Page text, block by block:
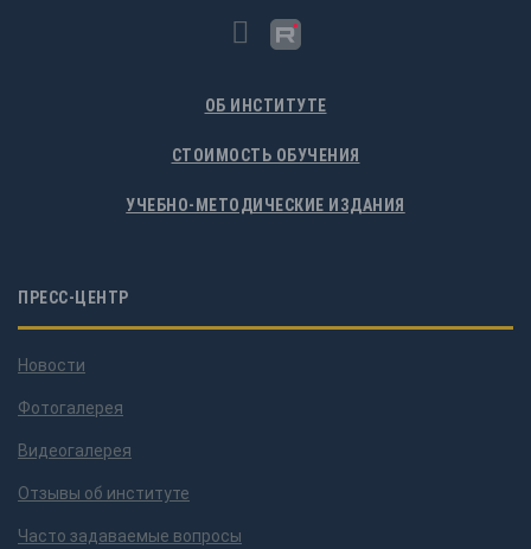
ОБ ИНСТИТУТЕ
СТОИМОСТЬ ОБУЧЕНИЯ
УЧЕБНО-МЕТОДИЧЕСКИЕ ИЗДАНИЯ
ПРЕСС-ЦЕНТР
Новости
Фотогалерея
Видеогалерея
Отзывы об институте
Часто задаваемые вопросы